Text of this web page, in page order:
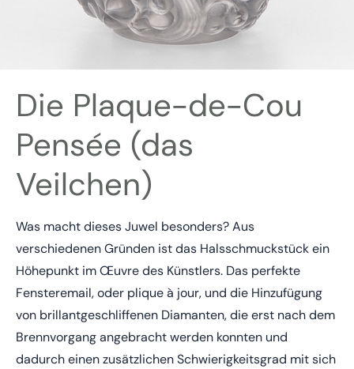
Die Plaque-de-Cou
Pensée (das
Veilchen)
Was macht dieses Juwel besonders? Aus
verschiedenen Gründen ist das Halsschmuckstück ein
Höhepunkt im Œuvre des Künstlers. Das perfekte
Fensteremail, oder plique à jour, und die Hinzufügung
von brillantgeschliffenen Diamanten, die erst nach dem
Brennvorgang angebracht werden konnten und
dadurch einen zusätzlichen Schwierigkeitsgrad mit sich